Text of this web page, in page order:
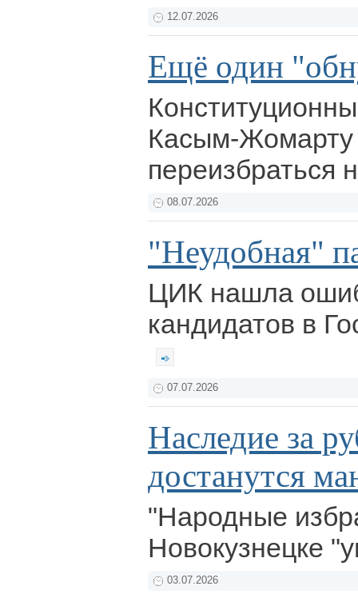
12.07.2026
Ещё один
Касым-Жомарту
переизбраться
08.07.2026
"Неудобная"
ЦИК нашла
кандидатов в
07.07.2026
Наследие за
достанутся
"Народные
Новокузнецке
03.07.2026